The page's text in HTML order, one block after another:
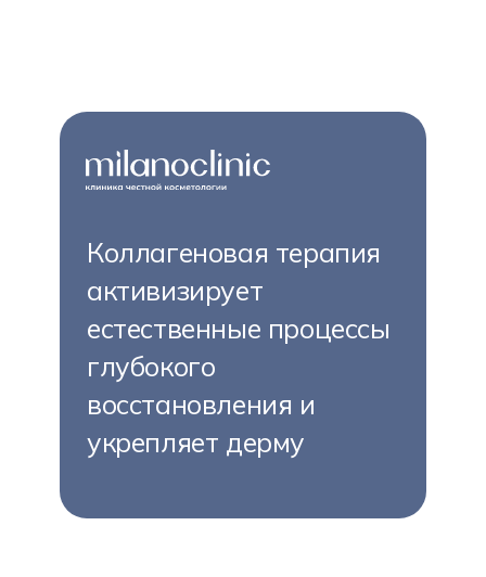
Коллагеновая терапия
активизирует
естественные процессы
глубокого
восстановления и
укрепляет дерму